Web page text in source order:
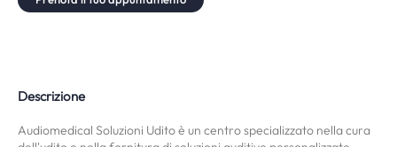
Descrizione
Audiomedical Soluzioni Udito è un centro specializzato nella cura